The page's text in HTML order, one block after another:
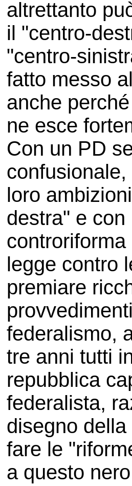
altrettanto
il "centro-
"centro-
fatto messo
anche
ne esce
Con un PD
loro
destra" e
legge contro
premiare
provvedimenti
federalismo,
tre anni tutti
repubblica
federalista,
disegno
fare le
a questo